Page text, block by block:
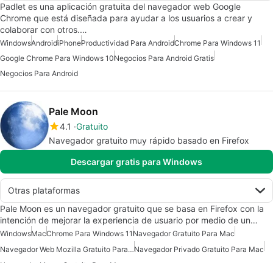
Padlet es una aplicación gratuita del navegador web Google
Chrome que está diseñada para ayudar a los usuarios a crear y
colaborar con otros.…
WindowsAndroidiPhoneProductividad Para AndroidChrome Para Windows 11
Google Chrome Para Windows 10Negocios Para Android Gratis
Negocios Para Android
Pale Moon
4.1 Gratuito
Navegador gratuito muy rápido basado en Firefox
Descargar gratis para Windows
Otras plataformas
Pale Moon es un navegador gratuito que se basa en Firefox con la
intención de mejorar la experiencia de usuario por medio de un…
WindowsMacChrome Para Windows 11 Navegador Gratuito Para Mac
Navegador Web Mozilla Gratuito Para MacNavegador Privado Gratuito Para Mac